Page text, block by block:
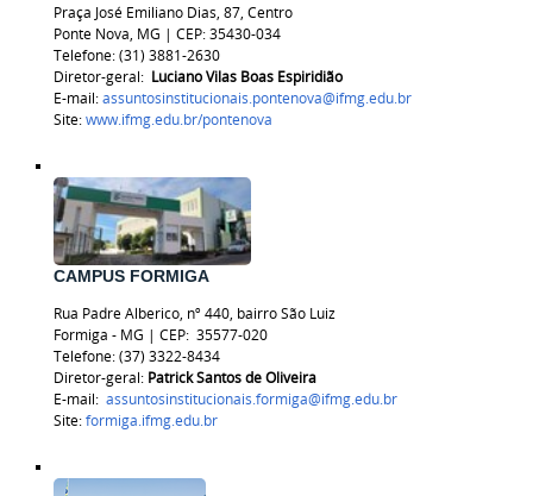
Praça José Emiliano Dias, 87, Centro
Ponte Nova, MG | CEP: 35430-034
Telefone: (31) 3881-2630
Diretor-geral: Luciano Vilas Boas Espiridião
E-mail:assuntosinstitucionais.pontenova@ifmg.edu.br
Site:www.ifmg.edu.br/pontenova
CAMPUS FORMIGA
Rua Padre Alberico, nº 440, bairro São Luiz
Formiga - MG | CEP: 35577-020
Telefone: (37) 3322-8434
Diretor-geral: Patrick Santos de Oliveira
E-mail: assuntosinstitucionais.formiga@ifmg.edu.br
Site:formiga.ifmg.edu.br